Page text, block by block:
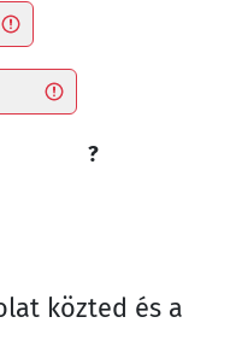
?
közted és a